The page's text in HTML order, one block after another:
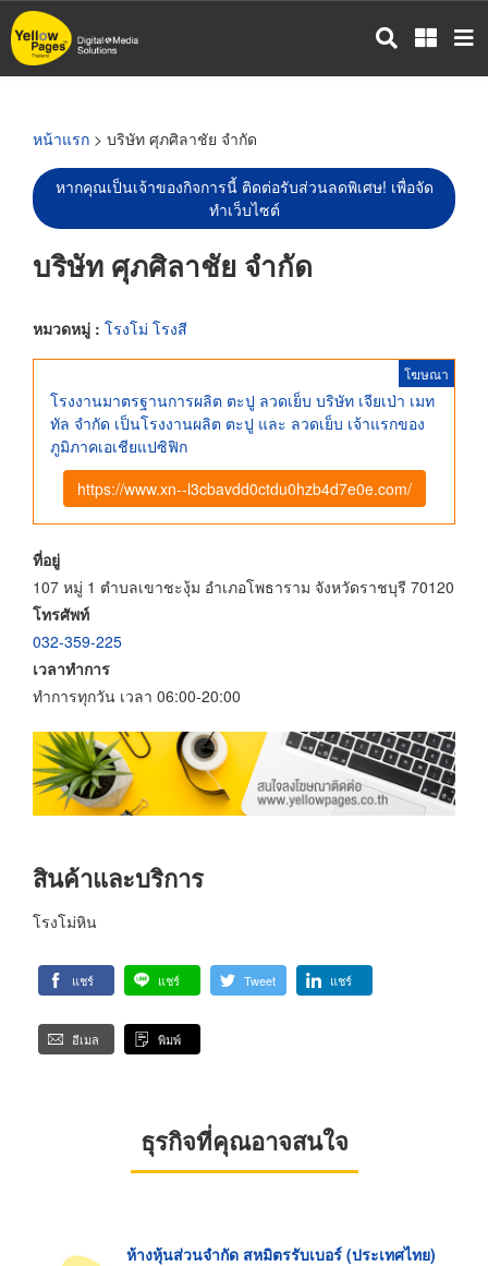
ข้าม
ไป
หน้าแรก > บริษัท ศุภศิลาชัย จำกัด
หากคุณเป็นเจ้าของกิจการนี้ ติดต่อรับส่วนลดพิเศษ! เพื่อจัด
ทำเว็บไซต์
บริษัท ศุภศิลาชัย จำกัด
หมวดหมู่ : โรงโม่ โรงสี
โฆษณา
โรงงานมาตรฐานการผลิต ตะปู ลวดเย็บ บริษัท เจียเป่า เมท
ทัล จำกัด เป็นโรงงานผลิต ตะปู และ ลวดเย็บ เจ้าแรกของ
ภูมิภาคเอเชียแปซิฟิก
https://www.xn--l3cbavdd0ctdu0hzb4d7e0e.com/
ที่อยู่
107 หมู่ 1 ตำบลเขาชะงุ้ม อำเภอโพธาราม จังหวัดราชบุรี 70120
โทรศัพท์
032-359-225
เวลาทำการ
ทำการทุกวัน เวลา 06:00-20:00
สินค้าและบริการ
โรงโม่หิน
แชร์ แชร์ Tweet แชร์
อีเมล พิมพ์
ธุรกิจที่คุณอาจสนใจ
ห้างหุ้นส่วนจำกัด สหมิตรรับเบอร์ (ประเทศไทย)